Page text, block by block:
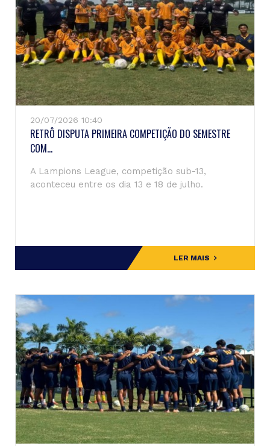
20/07/2026 10:40
RETRÔ DISPUTA PRIMEIRA COMPETIÇÃO DO SEMESTRE
COM...
A Lampions League, competição sub-13,
aconteceu entre os dia 13 e 18 de julho.
LER MAIS